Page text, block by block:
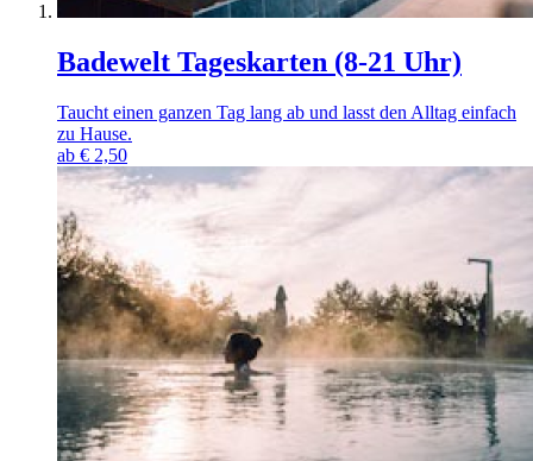
Badewelt Tageskarten (8-21 Uhr)
Taucht einen ganzen Tag lang ab und lasst den Alltag einfach
zu Hause.
ab € 2,50